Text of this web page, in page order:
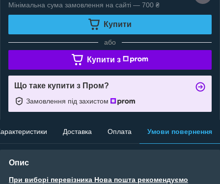
Мінімальна сума замовлення на сайті — 700 ₴
Купити
або
Купити з
Що таке купити з Пром?
Замовлення під захистом
Доставка Оплата Умови повернення
Опис
При виборі перевізника Нова пошта рекомендуємо